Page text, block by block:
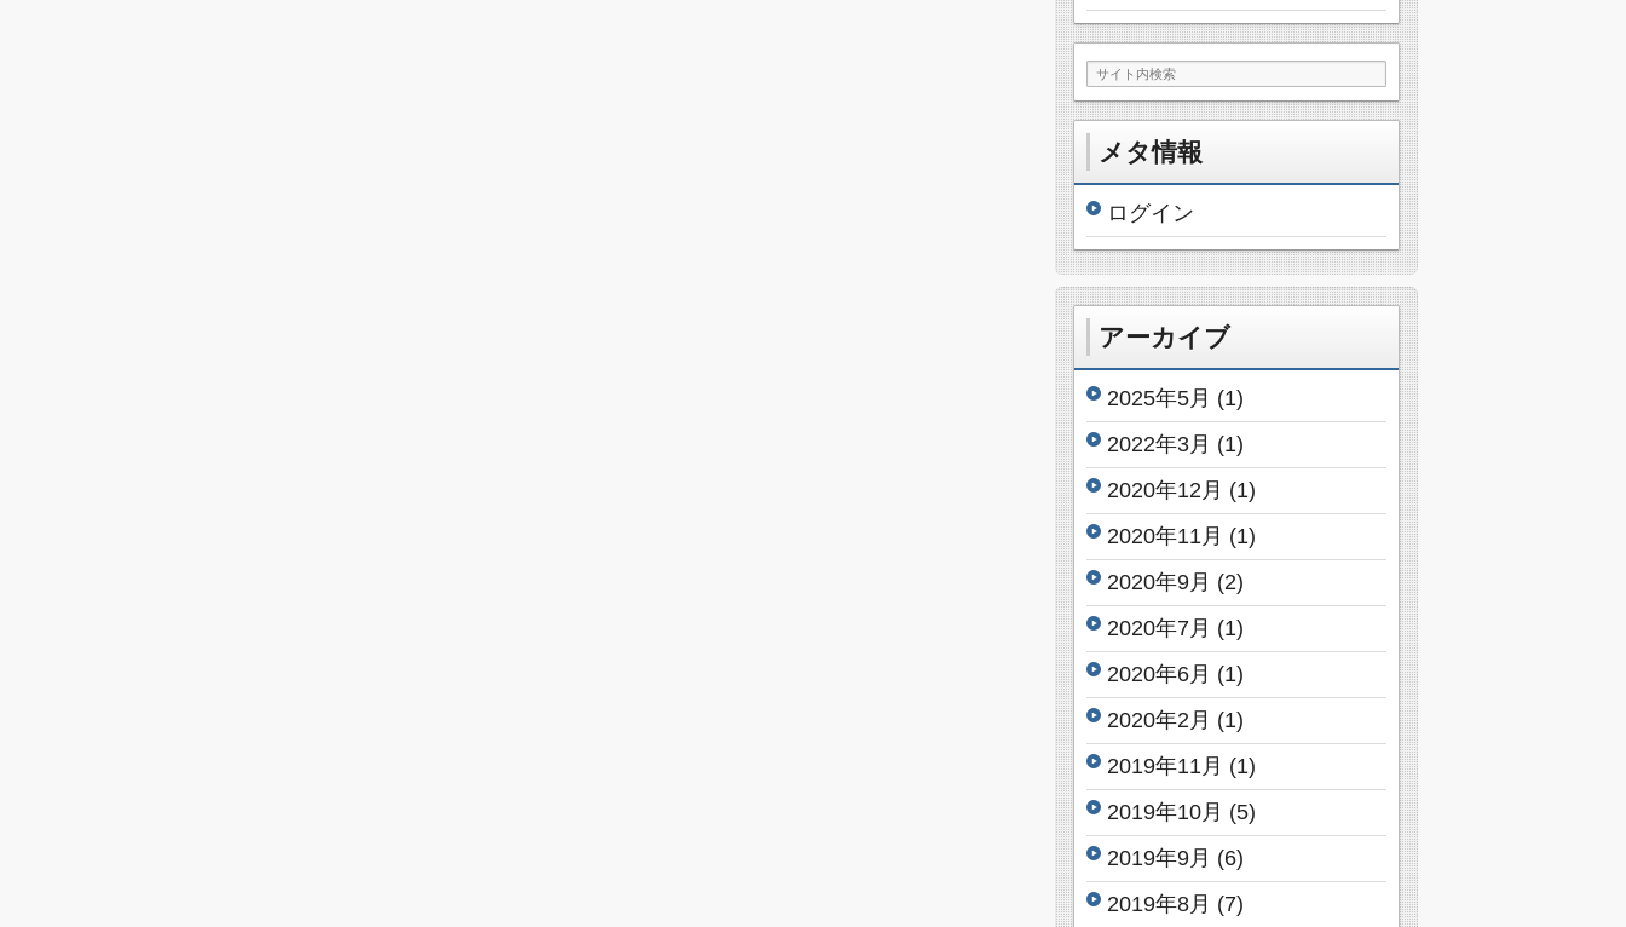
メタ情報
ログイン
アーカイブ
2025年5月 (1)
2022年3月 (1)
2020年12月 (1)
2020年11月 (1)
2020年9月 (2)
2020年7月 (1)
2020年6月 (1)
2020年2月 (1)
2019年11月 (1)
2019年10月 (5)
2019年9月 (6)
2019年8月 (7)